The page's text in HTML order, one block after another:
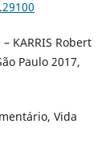
– KARRIS Robert
Paulo 2017,
Vida